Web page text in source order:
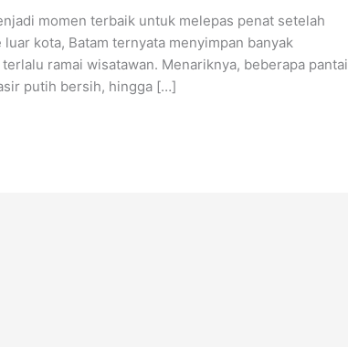
momen terbaik untuk melepas penat setelah
kota, Batam ternyata menyimpan banyak
ramai wisatawan. Menariknya, beberapa pantai
putih bersih, hingga […]